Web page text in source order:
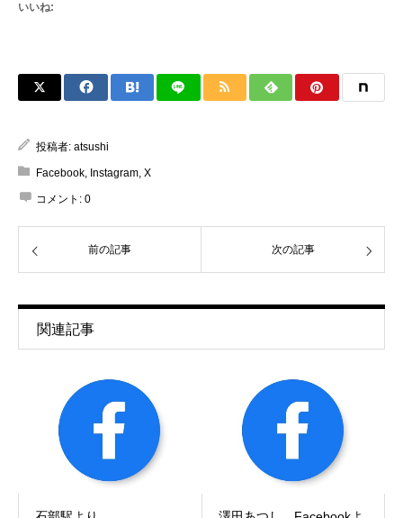
いいね:
投稿者: atsushi
Facebook, Instagram, X
コメント: 0
前の記事 次の記事
関連記事